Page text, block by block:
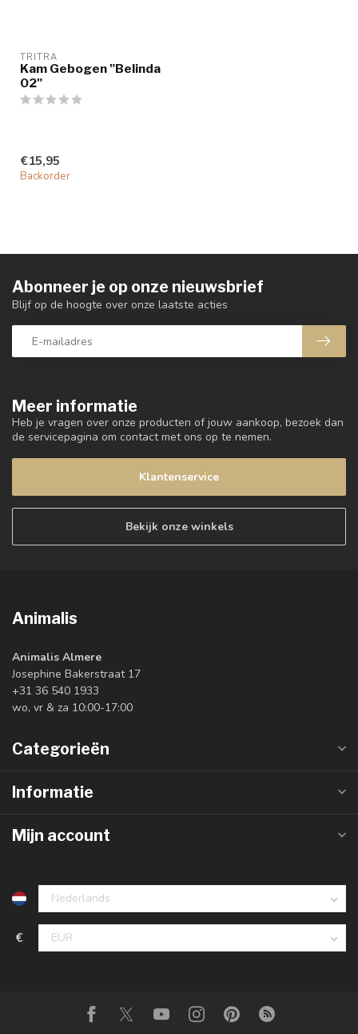
TRITRA
Kam Gebogen "Belinda
02"
€15,95
Backorder
Meer informatie
Heb je vragen over onze producten of jouw aankoop, bezoek dan
de servicepagina om contact met ons op te nemen.
Klantenservice
Bekijk onze winkels
Abonneer je op onze nieuwsbrief
Blijf op de hoogte over onze laatste acties
Animalis
Animalis Almere
Josephine Bakerstraat 17
+31 36 540 1933
wo, vr & za 10:00-17:00
Categorieën
Informatie
Mijn account
€